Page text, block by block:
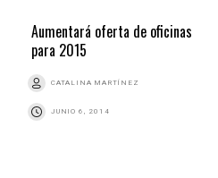
Aumentará oferta de oficinas
para 2015
CATALINA MARTÍNEZ
JUNIO 6, 2014